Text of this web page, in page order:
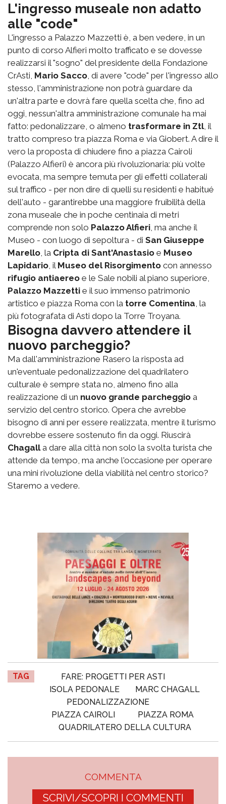
L'ingresso museale non adatto
alle "code"
L'ingresso a Palazzo Mazzetti è, a ben vedere, in un
punto di corso Alfieri molto trafficato e se dovesse
realizzarsi il "sogno" del presidente della Fondazione
CrAsti, Mario Sacco , di avere "code" per l'ingresso allo
stesso, l'amministrazione non potrà guardare da
un'altra parte e dovrà fare quella scelta che, fino ad
oggi, nessun'altra amministrazione comunale ha mai
fatto: pedonalizzare, o almeno trasformare in Ztl, il
tratto compreso tra piazza Roma e via Giobert. A dire il
vero la proposta di chiudere fino a piazza Cairoli
(Palazzo Alfieri) è ancora più rivoluzionaria: più volte
evocata, ma sempre temuta per gli effetti collaterali
sul traffico - per non dire di quelli su residenti e habitué
dell'auto - garantirebbe una maggiore fruibilità della
zona museale che in poche centinaia di metri
comprende non solo Palazzo Alfieri , ma anche il
Museo - con luogo di sepoltura - di San Giuseppe
Marello , la Cripta di Sant'Anastasio e Museo
Lapidario , il Museo del Risorgimento con annesso
rifugio antiaereo e le Sale nobili al piano superiore,
Palazzo Mazzetti e il suo immenso patrimonio
artistico e piazza Roma con la torre Comentina , la
più fotografata di Asti dopo la Torre Troyana.
Bisogna davvero attendere il
nuovo parcheggio?
Ma dall'amministrazione Rasero la risposta ad
un'eventuale pedonalizzazione del quadrilatero
culturale è sempre stata no, almeno fino alla
realizzazione di un nuovo grande parcheggio a
servizio del centro storico. Opera che avrebbe
bisogno di anni per essere realizzata, mentre il turismo
dovrebbe essere sostenuto fin da oggi. Riuscirà
Chagalla dare alla città non solo la svolta turista che
attende da tempo, ma anche l'occasione per operare
una mini rivoluzione della viabilità nel centro storico?
Staremo a vedere.
TAG
FARE: PROGETTI PER ASTI
ISOLA PEDONALE
MARC CHAGALL
PEDONALIZZAZIONE
PIAZZA CAIROLI
PIAZZA ROMA
QUADRILATERO DELLA CULTURA
COMMENTA
SCRIVI/SCOPRI I COMMENTI